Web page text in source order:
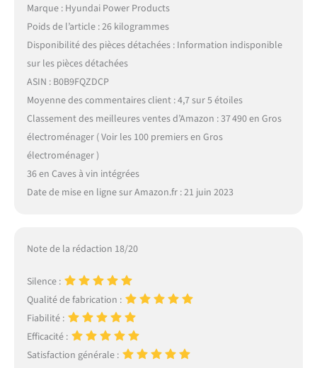
Marque : Hyundai Power Products
Poids de l’article : 26 kilogrammes
Disponibilité des pièces détachées : Information indisponible
sur les pièces détachées
ASIN : B0B9FQZDCP
Moyenne des commentaires client : 4,7 sur 5 étoiles
Classement des meilleures ventes d’Amazon : 37 490 en Gros
électroménager ( Voir les 100 premiers en Gros
électroménager )
36 en Caves à vin intégrées
Date de mise en ligne sur Amazon.fr : 21 juin 2023
Note de la rédaction 18/20
Silence :
Qualité de fabrication :
Fiabilité :
Efficacité :
Satisfaction générale :